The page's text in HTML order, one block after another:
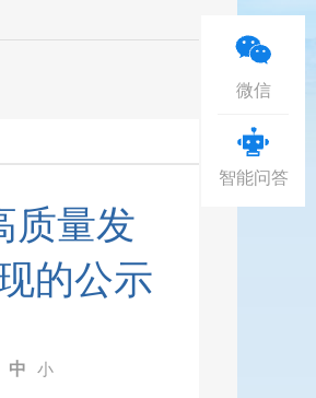
质量发
的公示
中 小
微信
智能问答